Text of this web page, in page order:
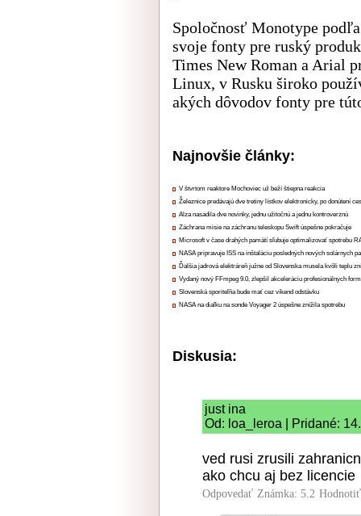
Spoločnosť Monotype
svoje fonty pre ruský
Times New Roman a Arial
Linux, v Rusku široko
akých dôvodov fonty pre
Najnovšie články:
V štvrtom reaktore Mochoviec už beží štiepna reakcia
Železnice predávajú dve tretiny lístkov elektronicky, po donútení
Alza nasadila dve novinky, jednu užitočnú a jednu kontroverznú
Záchrana misie na záchranu teleskopu Swift úspešne pokračuje
Microsoft v čase drahých pamätí sľubuje optimalizovať spotrebu
NASA pripravuje ISS na inštaláciu posledných nových solárnych
Ďalšia jadrová elektráreň južne od Slovenska musela kvôli teplu
Vydaný nový FFmpeg 9.0, zlepšil akceleráciu profesionálnych
Slovenská sporiteľňa bude mať cez víkend odstávku
NASA na diaľku na sonde Voyager 2 úspešne znížila spotrebu
Diskusia:
just ina
Od: loa_leroa | Pridané:
ved rusi zrusili
ako chcu aj bez licencie
Odpovedať Známka: 5.2